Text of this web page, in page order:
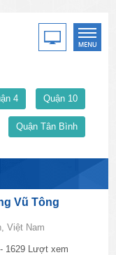
4 Quận 10
Quận Tân Bình
Vũ Tông
Việt Nam
1629 Lượt xem